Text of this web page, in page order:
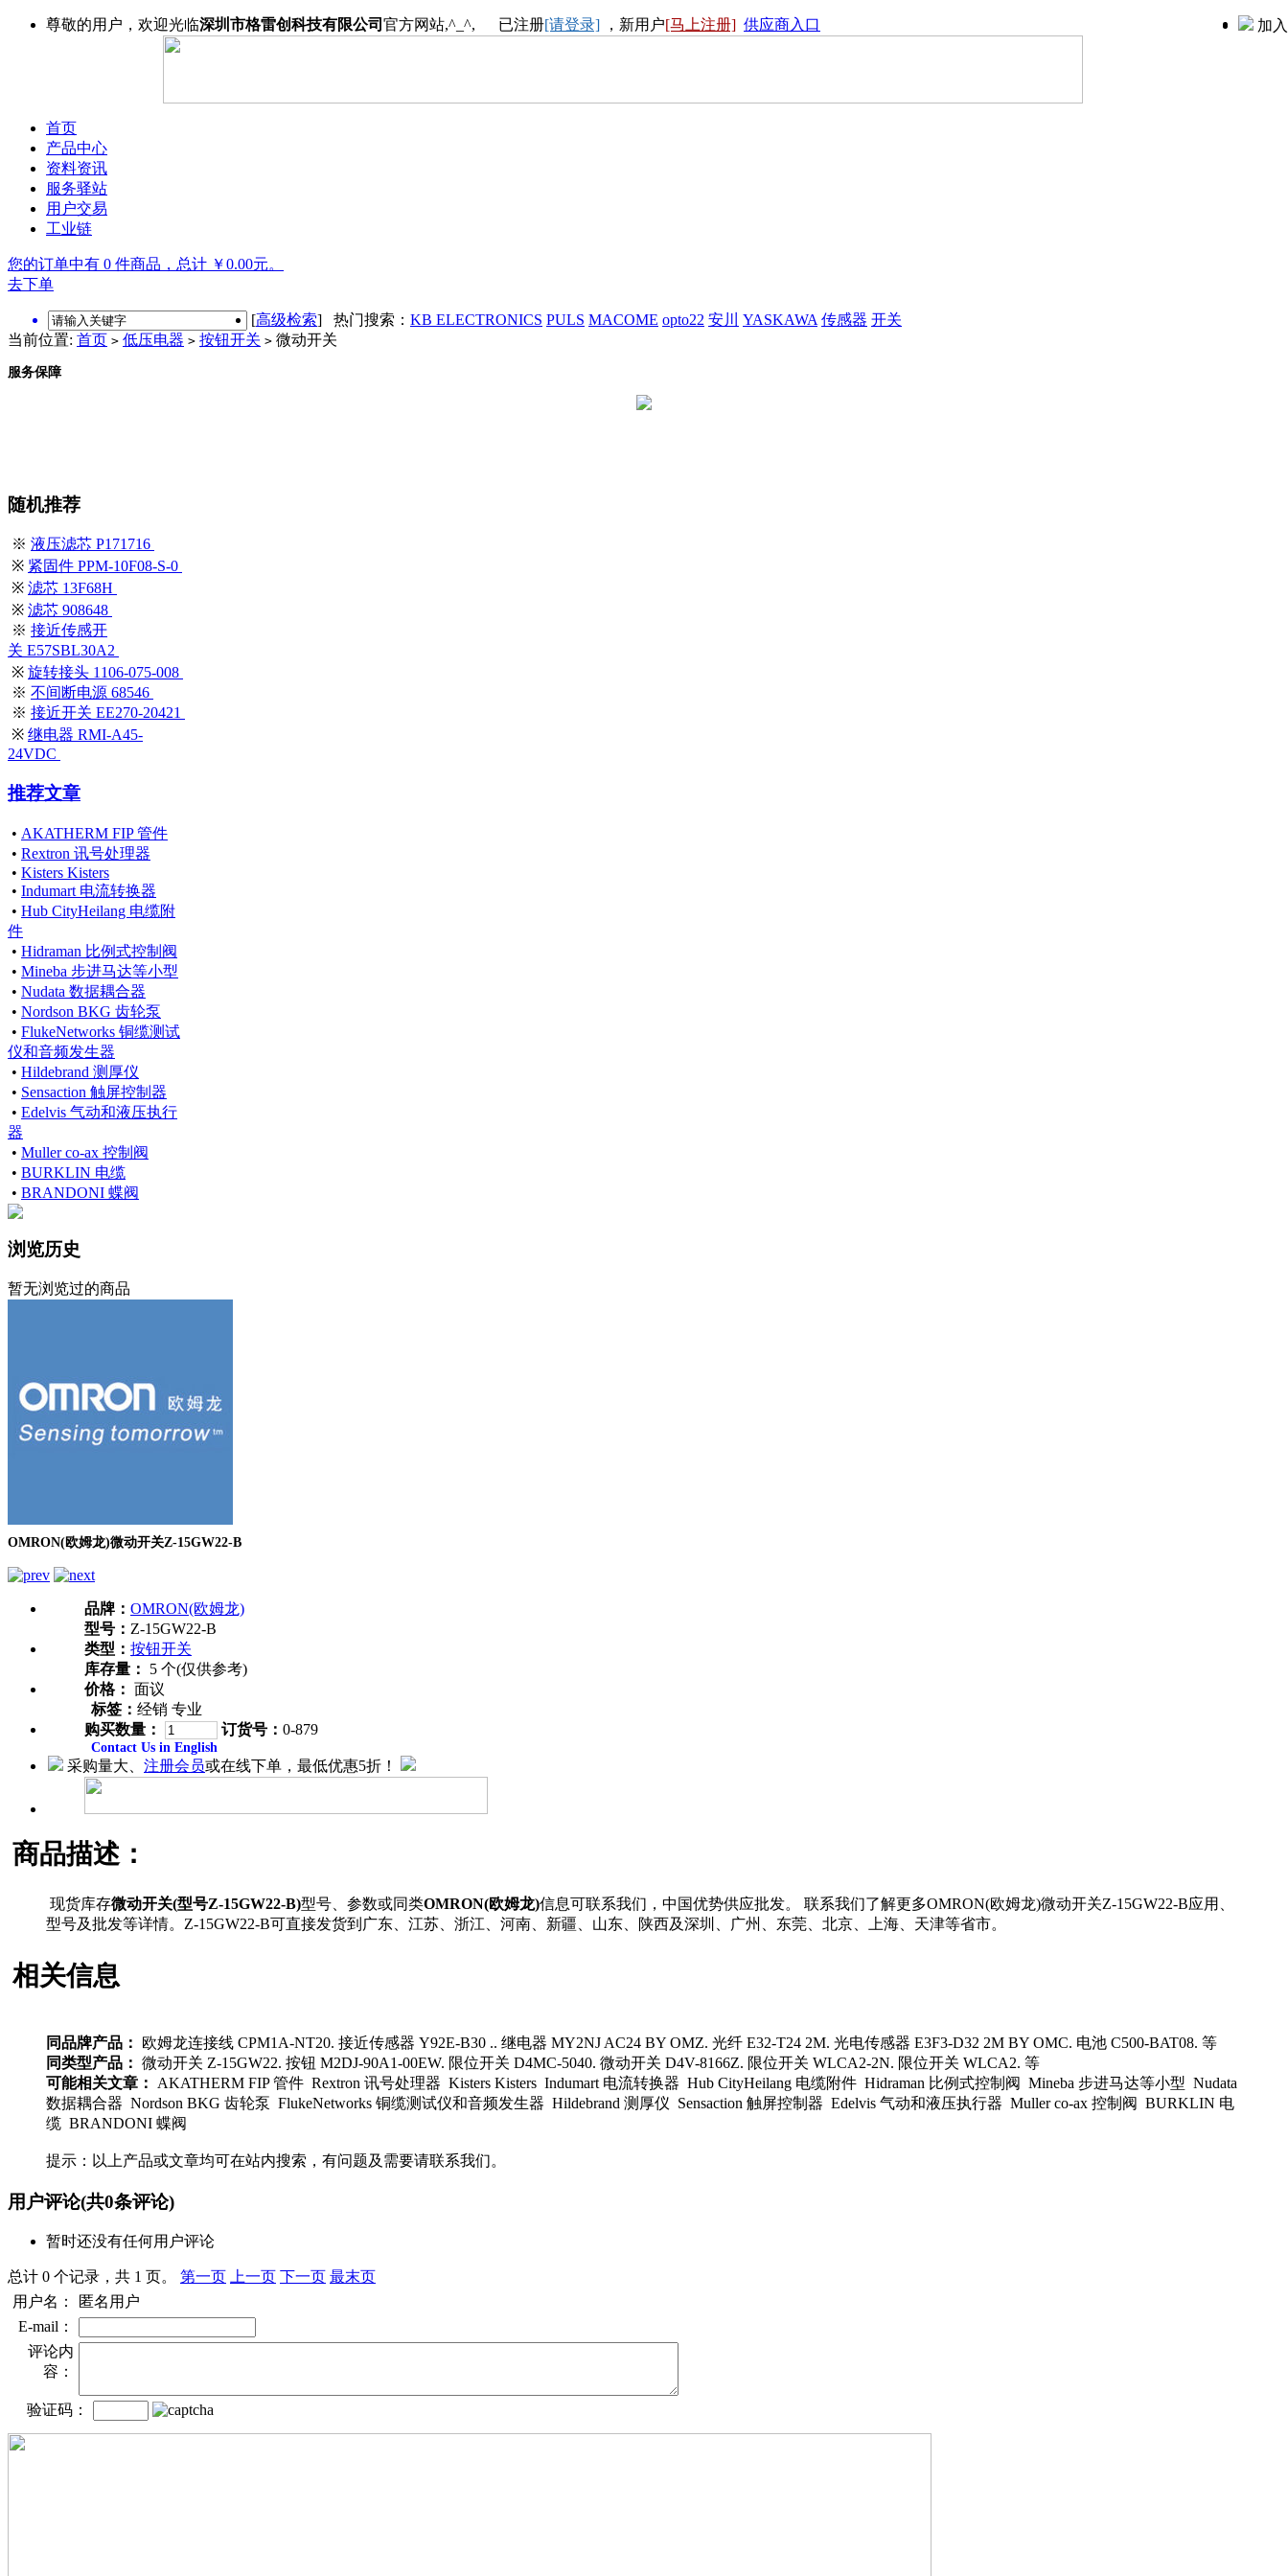
尊敬的用户，欢迎光临深圳市格雷创科技有限公司 官方网站,^_^, 已注册[请登录] ，新用户[马上注册] 供应商入口 加
首页
产品中心
资料资讯
服务驿站
用户交易
工业链
您的订单中有 0 件商品，总计 ￥0.00元。
去下单
[高级检索] 热门搜索： KB ELECTRONICS PULS MACOME opto22 安川 YASKAWA 传感器 开关
当前位置: 首页 > 低压电器 > 按钮开关 > 微动开关
服务保障
随机推荐
※ 液压滤芯 P171716
※ 紧固件 PPM-10F08-S-0
※ 滤芯 13F68H
※ 滤芯 908648
※ 接近传感开
关 E57SBL30A2
※ 旋转接头 1106-075-008
※ 不间断电源 68546
※ 接近开关 EE270-20421
※ 继电器 RMI-A45-
24VDC
推荐文章
• AKATHERM FIP 管件
• Rextron 讯号处理器
• Kisters Kisters
• Indumart 电流转换器
• Hub CityHeilang 电缆附
件
• Hidraman 比例式控制阀
• Mineba 步进马达等小型
• Nudata 数据耦合器
• Nordson BKG 齿轮泵
• FlukeNetworks 铜缆测试
仪和音频发生器
• Hildebrand 测厚仪
• Sensaction 触屏控制器
• Edelvis 气动和液压执行
器
• Muller co-ax 控制阀
• BURKLIN 电缆
• BRANDONI 蝶阀
浏览历史
暂无浏览过的商品
OMRON(欧姆龙)微动开关Z-15GW22-B
品牌： OMRON(欧姆龙)
型号： Z-15GW22-B
类型： 按钮开关
库存量：
5 个(仅供参考)
价格： 面议
标签： 经销 专业
购买数量：
订货号： 0-879
Contact Us in English
采购量大、 注册会员或在线下单，最低优惠5折！
商品描述：
现货库存微动开关(型号Z-15GW22-B)型号、参数或同类OMRON(欧姆龙)信息可联系我们，中国优势供应批发。 联系我们了解更多OMRON(欧姆龙)微动开关Z-15GW22-B应用、
型号及批发等详情。Z-15GW22-B可直接发货到广东、江苏、浙江、河南、新疆、山东、陕西及深圳、广州、东莞、北京、上海、天津等省市。
相关信息
同品牌产品：
欧姆龙连接线 CPM1A-NT20. 接近传感器 Y92E-B30 .. 继电器 MY2NJ AC24 BY OMZ. 光纤 E32-T24 2M. 光电传感器 E3F3-D32 2M BY OMC. 电池 C500-BAT08. 等
同类型产品： 微动开关 Z-15GW22. 按钮 M2DJ-90A1-00EW. 限位开关 D4MC-5040. 微动开关 D4V-8166Z. 限位开关 WLCA2-2N. 限位开关 WLCA2. 等
可能相关文章：
AKATHERM FIP 管件 Rextron 讯号处理器 Kisters Kisters Indumart 电流转换器 Hub CityHeilang 电缆附件 Hidraman 比例式控制阀 Mineba 步进马达等小型 Nudata
数据耦合器 Nordson BKG 齿轮泵 FlukeNetworks 铜缆测试仪和音频发生器 Hildebrand 测厚仪 Sensaction 触屏控制器 Edelvis 气动和液压执行器 Muller co-ax 控制阀 BURKLIN 电
缆 BRANDONI 蝶阀
提示：以上产品或文章均可在站内搜索，有问题及需要请联系我们。
用户评论(共0条评论)
暂时还没有任何用户评论
总计 0 个记录，共 1 页。 第一页 上一页 下一页 最末页
用户名：
匿名用户
E-mail：
评论内
容：
验证码：